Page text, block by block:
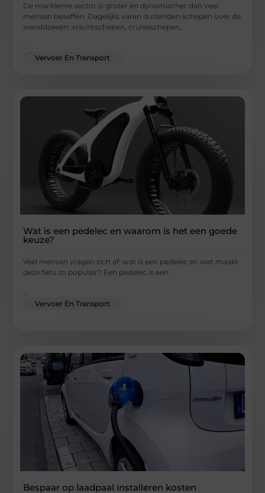
De maritieme sector is groter en dynamischer dan veel
mensen beseffen. Dagelijks varen duizenden schepen over de
wereldzeeën: vrachtschepen, cruiseschepen,
...
Vervoer En Transport
Wat is een pedelec en waarom is het een goede
keuze?
Veel mensen vragen zich af: wat is een pedelec en wat maakt
deze fiets zo populair? Een pedelec is een
Vervoer En Transport
Bespaar op laadpaal installeren kosten